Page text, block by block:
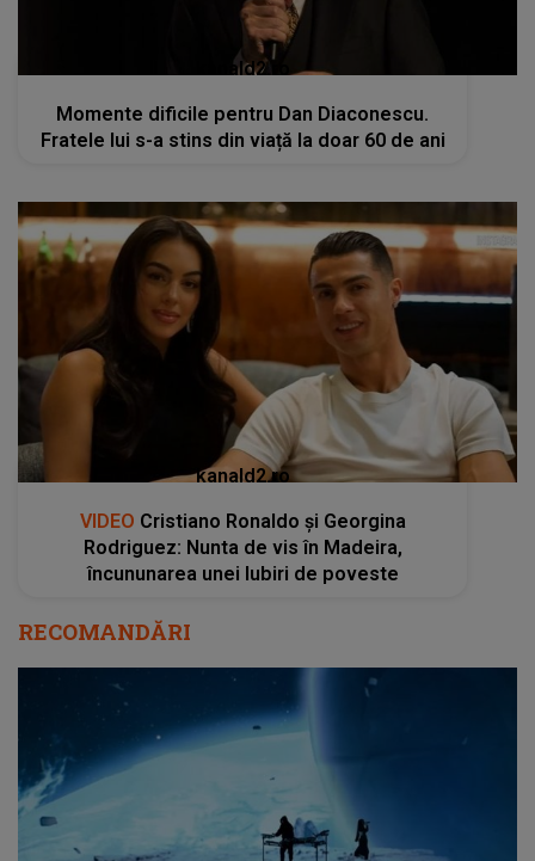
kanald2.ro
Momente dificile pentru Dan Diaconescu.
Fratele lui s-a stins din viață la doar 60 de ani
kanald2.ro
VIDEO Cristiano Ronaldo și Georgina
Rodriguez: Nunta de vis în Madeira,
încununarea unei Iubiri de poveste
RECOMANDĂRI